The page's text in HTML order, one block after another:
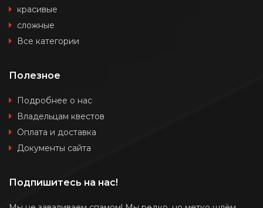
красивые
сложные
Все категории
Полезное
Подробнее о нас
Владельцам квестов
Оплата и доставка
Документы сайта
Подпишитесь на нас!